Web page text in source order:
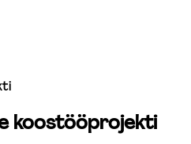
koostööprojekti